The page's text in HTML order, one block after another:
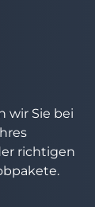
wir Sie bei
richtigen